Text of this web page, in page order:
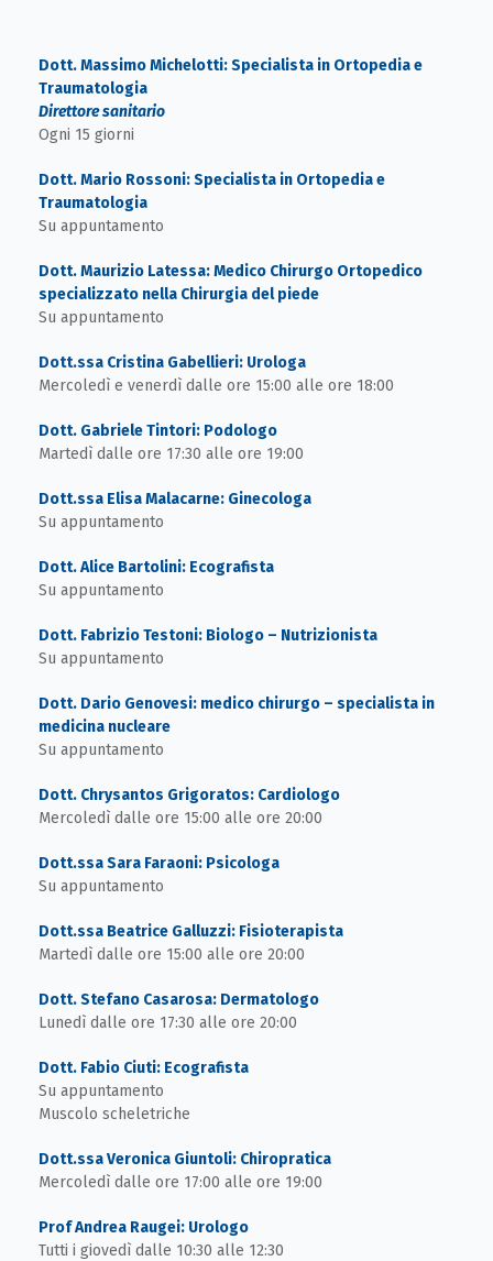
Dott. Massimo Michelotti: Specialista in Ortopedia e
Traumatologia
Direttore sanitario
Ogni 15 giorni
Dott. Mario Rossoni: Specialista in Ortopedia e
Traumatologia
Su appuntamento
Dott. Maurizio Latessa: Medico Chirurgo Ortopedico
specializzato nella Chirurgia del piede
Su appuntamento
Dott.ssa Cristina Gabellieri: Urologa
Mercoledì e venerdì dalle ore 15:00 alle ore 18:00
Dott. Gabriele Tintori: Podologo
Martedì dalle ore 17:30 alle ore 19:00
Dott.ssa Elisa Malacarne: Ginecologa
Su appuntamento
Dott. Alice Bartolini: Ecografista
Su appuntamento
Dott. Fabrizio Testoni: Biologo – Nutrizionista
Su appuntamento
Dott. Dario Genovesi: medico chirurgo – specialista in
medicina nucleare
Su appuntamento
Dott. Chrysantos Grigoratos: Cardiologo
Mercoledì dalle ore 15:00 alle ore 20:00
Dott.ssa Sara Faraoni: Psicologa
Su appuntamento
Dott.ssa Beatrice Galluzzi: Fisioterapista
Martedì dalle ore 15:00 alle ore 20:00
Dott. Stefano Casarosa: Dermatologo
Lunedì dalle ore 17:30 alle ore 20:00
Dott. Fabio Ciuti: Ecografista
Su appuntamento
Muscolo scheletriche
Dott.ssa Veronica Giuntoli: Chiropratica
Mercoledì dalle ore 17:00 alle ore 19:00
Prof Andrea Raugei: Urologo
Tutti i giovedì dalle 10:30 alle 12:30